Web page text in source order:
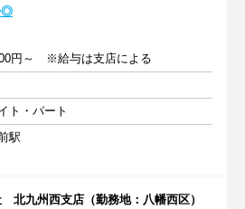
◎
円～ ※給与は支店による
ト・パート
駅
北九州西支店（勤務地：八幡西区）